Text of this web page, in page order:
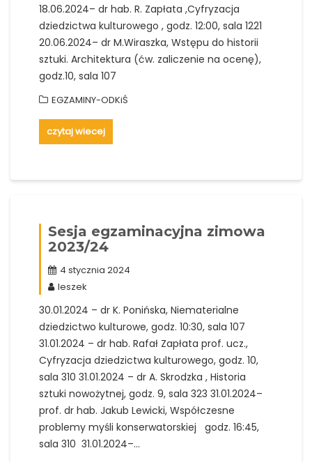
18.06.2024– dr hab. R. Zapłata ,Cyfryzacja
dziedzictwa kulturowego , godz. 12:00, sala 1221
20.06.2024– dr M.Wiraszka, Wstępu do historii
sztuki. Architektura (ćw. zaliczenie na ocenę),
godz.10, sala 107
EGZAMINY-ODKiŚ
czytaj wiecej
Sesja egzaminacyjna zimowa
2023/24
4 stycznia 2024
leszek
30.01.2024 – dr K. Ponińska, Niematerialne
dziedzictwo kulturowe, godz. 10:30, sala 107
31.01.2024 – dr hab. Rafał Zapłata prof. ucz.,
Cyfryzacja dziedzictwa kulturowego, godz. 10,
sala 310 31.01.2024 – dr A. Skrodzka , Historia
sztuki nowożytnej, godz. 9, sala 323 31.01.2024–
prof. dr hab. Jakub Lewicki, Współczesne
problemy myśli konserwatorskiej godz. 16:45,
sala 310 31.01.2024–…